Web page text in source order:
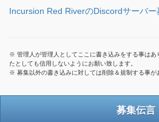
Incursion Red RiverのDiscordサーバー
※ 管理人が管理人としてここに書き込みをする事はあ
たとしても信用しないようにお願い致します。
※ 募集以外の書き込みに対しては削除＆規制する事が
募集伝言